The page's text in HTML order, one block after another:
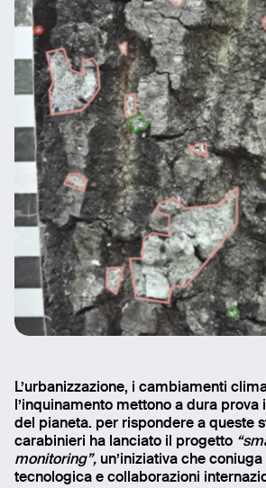
L’urbanizzazione, i cambiamenti
l’inquinamento mettono a dura
del pianeta. per rispondere a queste
carabinieri ha lanciato il progetto
monitoring”, un’iniziativa che
tecnologica e collaborazioni